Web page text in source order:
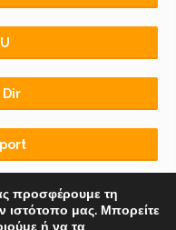
Dir
προσφέρουμε τη
ιστότοπο μας. Μπορείτε